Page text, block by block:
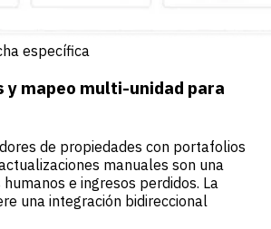
específica
y mapeo multi-unidad para
de propiedades con portafolios
manuales son una
e ingresos perdidos. La
una integración bidireccional